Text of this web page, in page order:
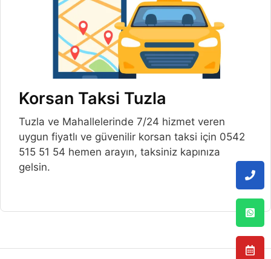
Korsan Taksi Tuzla
Tuzla ve Mahallelerinde 7/24 hizmet veren
uygun fiyatlı ve güvenilir korsan taksi için 0542
515 51 54 hemen arayın, taksiniz kapınıza
gelsin.